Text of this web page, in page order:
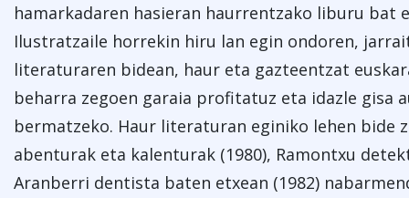
hamarkadaren hasieran haurrentzako liburu bat
Ilustratzaile horrekin hiru lan egin ondoren,
literaturaren bidean, haur eta gazteentzat
beharra zegoen garaia profitatuz eta idazle gisa
bermatzeko. Haur literaturan eginiko lehen bide
abenturak eta kalenturak (1980), Ramontxu
Aranberri dentista baten etxean (1982)